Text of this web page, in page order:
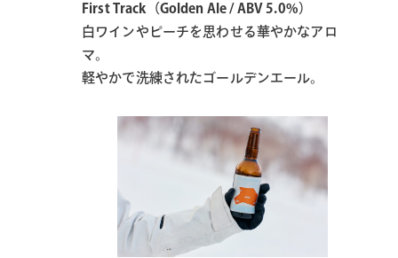
First Track（Golden Ale / ABV 5.0%）
白ワインやピーチを思わせる華やかなアロ
マ。
軽やかで洗練されたゴールデンエール。